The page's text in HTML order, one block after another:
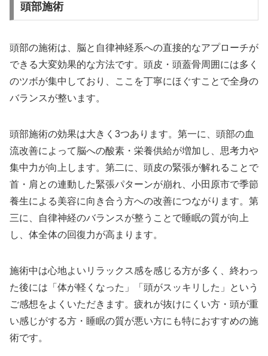
頭部施術
頭部の施術は、脳と自律神経系への直接的なアプローチが
できる大変効果的な方法です。頭皮・頭蓋骨周囲には多く
のツボが集中しており、ここを丁寧にほぐすことで全身の
バランスが整います。
頭部施術の効果は大きく3つあります。第一に、頭部の血
流改善によって脳への酸素・栄養供給が増加し、思考力や
集中力が向上します。第二に、頭皮の緊張が解れることで
首・肩との連動した緊張パターンが崩れ、小田原市で季節
養生による美容に向き合う方への改善につながります。第
三に、自律神経のバランスが整うことで睡眠の質が向上
し、体全体の回復力が高まります。
施術中は心地よいリラックス感を感じる方が多く、終わっ
た後には「体が軽くなった」「頭がスッキリした」という
ご感想をよくいただきます。疲れが抜けにくい方・頭が重
い感じがする方・睡眠の質が悪い方にも特におすすめの施
術です。